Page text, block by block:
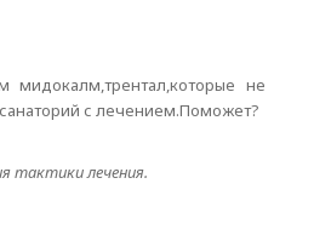
мидокалм,трентал,которые не
с лечением.Поможет?
тактики лечения.